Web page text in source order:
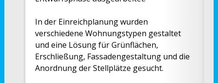
In der Einreichplanung wurden
verschiedene Wohnungstypen gestaltet
und eine Lösung für Grünflächen,
Erschließung, Fassadengestaltung und die
Anordnung der Stellplätze gesucht.